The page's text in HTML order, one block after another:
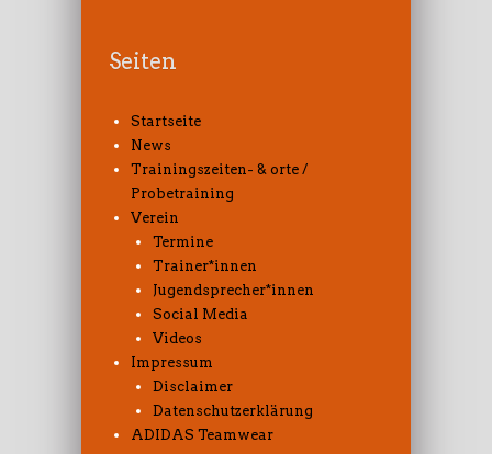
Seiten
Startseite
News
Trainingszeiten- & orte /
Probetraining
Verein
Termine
Trainer*innen
Jugendsprecher*innen
Social Media
Videos
Impressum
Disclaimer
Datenschutzerklärung
ADIDAS Teamwear